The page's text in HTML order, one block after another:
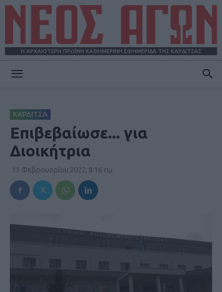
Η ΑΡΧΑΙΟΤΕΡΗ ΠΡΩΪΝΗ ΚΑΘΗΜΕΡΙΝΗ ΕΦΗΜΕΡΙΔΑ ΤΗΣ ΚΑΡΔΙΤΣΑΣ
ΚΑΡΔΙΤΣΑ
Επιβεβαίωσε... για
Διοικήτρια
11 Φεβρουαρίου 2022, 8:16 πμ